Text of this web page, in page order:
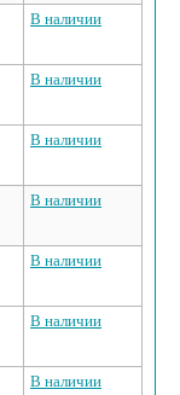
В наличии
В наличии
В наличии
В наличии
В наличии
В наличии
В наличии